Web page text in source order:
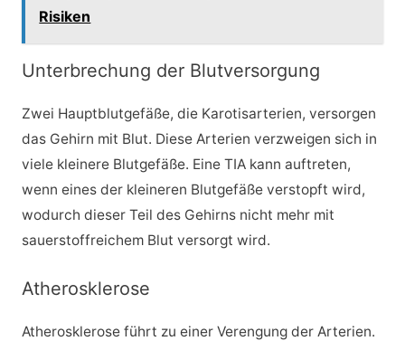
Risiken
Unterbrechung der Blutversorgung
Zwei Hauptblutgefäße, die Karotisarterien, versorgen
das Gehirn mit Blut. Diese Arterien verzweigen sich in
viele kleinere Blutgefäße. Eine TIA kann auftreten,
wenn eines der kleineren Blutgefäße verstopft wird,
wodurch dieser Teil des Gehirns nicht mehr mit
sauerstoffreichem Blut versorgt wird.
Atherosklerose
Atherosklerose führt zu einer Verengung der Arterien.